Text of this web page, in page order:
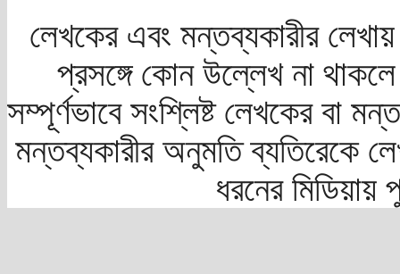
লেখকের এবং মন্তব্যকারীর
প্রসঙ্গে কোন উল্লেখ না
সম্পূর্ণভাবে সংশ্লিষ্ট লেখকের বা
মন্তব্যকারীর অনুমতি ব্যতিরেকে
ধরনের মিডিয়ায়